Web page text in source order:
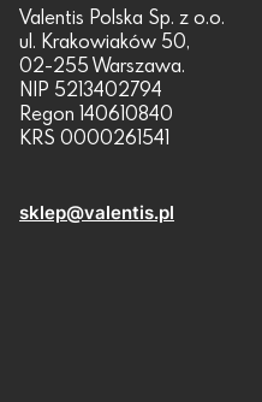
Valentis Polska Sp. z o.o.
ul. Krakowiaków 50,
02-255 Warszawa.
NIP 5213402794
Regon 140610840
KRS 0000261541
sklep@valentis.pl